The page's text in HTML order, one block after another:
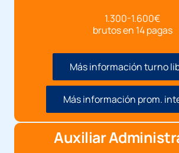
1.300-1.600€
brutos en 14 pagas
Más información turno
Más información prom.
Auxiliar